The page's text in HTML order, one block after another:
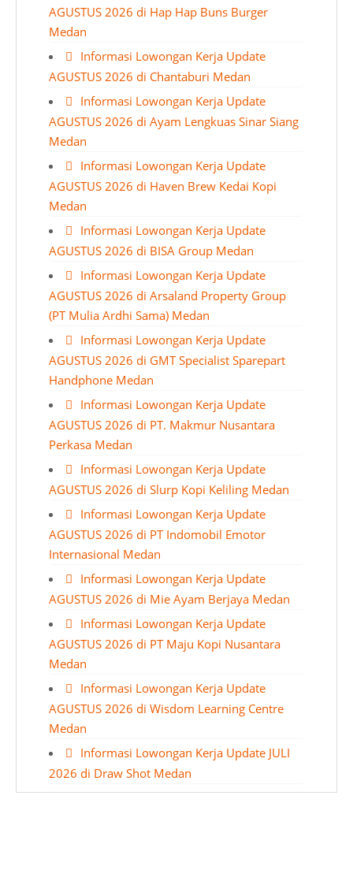
AGUSTUS 2026 di Hap Hap Buns Burger
Medan
Informasi Lowongan Kerja Update
AGUSTUS 2026 di Chantaburi Medan
Informasi Lowongan Kerja Update
AGUSTUS 2026 di Ayam Lengkuas Sinar Siang
Medan
Informasi Lowongan Kerja Update
AGUSTUS 2026 di Haven Brew Kedai Kopi
Medan
Informasi Lowongan Kerja Update
AGUSTUS 2026 di BISA Group Medan
Informasi Lowongan Kerja Update
AGUSTUS 2026 di Arsaland Property Group
(PT Mulia Ardhi Sama) Medan
Informasi Lowongan Kerja Update
AGUSTUS 2026 di GMT Specialist Sparepart
Handphone Medan
Informasi Lowongan Kerja Update
AGUSTUS 2026 di PT. Makmur Nusantara
Perkasa Medan
Informasi Lowongan Kerja Update
AGUSTUS 2026 di Slurp Kopi Keliling Medan
Informasi Lowongan Kerja Update
AGUSTUS 2026 di PT Indomobil Emotor
Internasional Medan
Informasi Lowongan Kerja Update
AGUSTUS 2026 di Mie Ayam Berjaya Medan
Informasi Lowongan Kerja Update
AGUSTUS 2026 di PT Maju Kopi Nusantara
Medan
Informasi Lowongan Kerja Update
AGUSTUS 2026 di Wisdom Learning Centre
Medan
Informasi Lowongan Kerja Update JULI
2026 di Draw Shot Medan